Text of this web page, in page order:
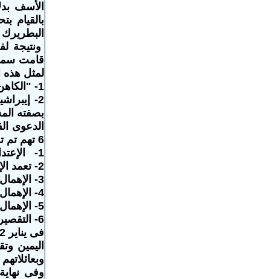
الأسف
بالقيام
ونتيجة
قامت
لمثل هذه
1- "الكاهن" أنطونيوس باقى بصفته المتهم بالقيام بالإعتداءات والتحرشات الجنسية
2-
بصفته
الدعوى
6 تهم تم توجيهها للأطراف الثلاث السابقة هى :
1- الإعتداء والتحرش الجنسى
2- تعمد الإعتداء النفسى
3- الإهمال المؤدى للإيذاء النفسى
4- الإهمال
5- الإهمال فى التعيين والإشراف
6- التقصير فى التحذير
اليمين